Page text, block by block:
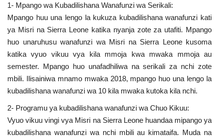
1- Mpango wa Kubadilishana Wanafunzi wa Serikali:
Mpango huu una lengo la kukuza kubadilishana wanafunzi kati
ya Misri na Sierra Leone katika nyanja zote za utafiti. Mpango
huo unaruhusu wanafunzi wa Misri na Sierra Leone kusoma
katika vyuo vikuu vya kila mmoja kwa mwaka mmoja au
semester. Mpango huo unafadhiliwa na serikali za nchi zote
mbili. Ilisainiwa mnamo mwaka 2018, mpango huo una lengo la
kubadilishana wanafunzi wa 10 kila mwaka kutoka kila nchi.
2- Programu ya kubadilishana wanafunzi wa Chuo Kikuu:
Vyuo vikuu vingi vya Misri na Sierra Leone huandaa mipango ya
kubadilishana wanafunzi wa nchi mbili au kimataifa. Muda na